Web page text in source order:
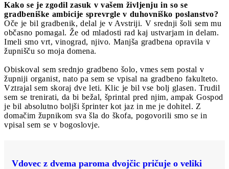
Kako se je zgodil zasuk v vašem življenju in so se
gradbeniške ambicije sprevrgle v duhovniško poslanstvo?
Oče je bil gradbenik, delal je v Avstriji. V srednji šoli sem mu
občasno pomagal. Že od mladosti rad kaj ustvarjam in delam.
Imeli smo vrt, vinograd, njivo. Manjša gradbena opravila v
župnišču so moja domena.
Obiskoval sem srednjo gradbeno šolo, vmes sem postal v
župniji organist, nato pa sem se vpisal na gradbeno fakulteto.
Vztrajal sem skoraj dve leti. Klic je bil vse bolj glasen. Trudil
sem se trenirati, da bi bežal, šprintal pred njim, ampak Gospod
je bil absolutno boljši šprinter kot jaz in me je dohitel. Z
domačim župnikom sva šla do škofa, pogovorili smo se in
vpisal sem se v bogoslovje.
Vdovec z dvema paroma dvojčic pričuje o veliki